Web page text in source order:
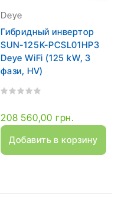
Deye
Гибридный инвертор
SUN-125K-PCSL01HP3
Deye WiFi (125 kW, 3
фази, HV)
208 560,00 грн.
Добавить в корзину